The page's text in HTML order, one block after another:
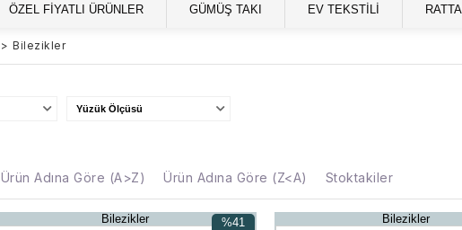
ÖZEL FİYATLI ÜRÜNLER GÜMÜŞ TAKI EV TEKSTİLİ
> Bilezikler
Yüzük Ölçüsü
Ürün Adına Göre (A>Z) Ürün Adına Göre (Z<A) Stoktakiler
Bilezikler
%41
Bilezikler